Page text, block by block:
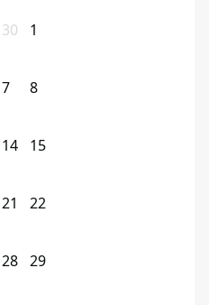
30 1
7 8
14 15
21 22
28 29